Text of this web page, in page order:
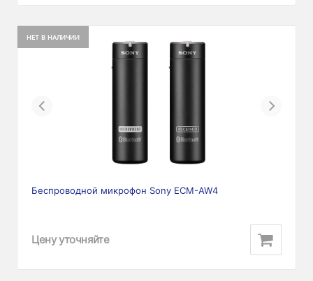
НЕТ В НАЛИЧИИ
Previous Next
Беспроводной микрофон Sony ECM-AW4
Цену уточняйте